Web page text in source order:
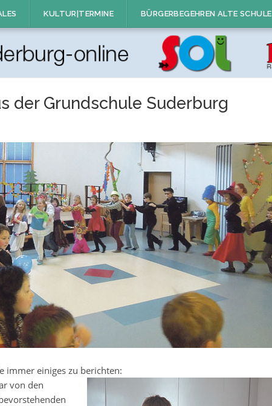
KULTUR|TERMINE BÜRGERBEGEHREN ALTE SCHULE
der Grundschule Suderburg
immer einiges zu berichten:
von den